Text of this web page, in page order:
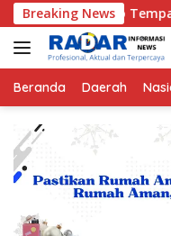
Langsung
ke
konten
Breaking News
Pertemuan
Beranda Daerah